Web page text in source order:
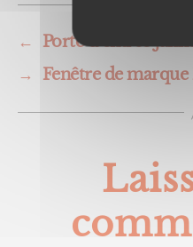
←
Porte d’entrée
→
Fenêtre de